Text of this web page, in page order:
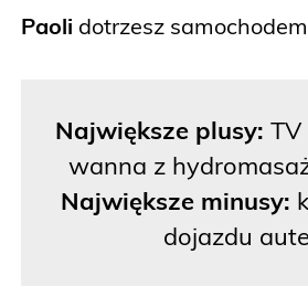
Paoli dotrzesz
Największe plusy: TV
wanna z
Największe minusy:
dojazdu